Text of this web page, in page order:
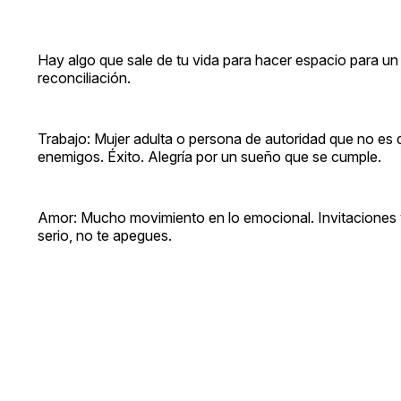
Hay algo que sale de tu vida para hacer espacio para
reconciliación.
Trabajo: Mujer adulta o persona de autoridad que no
enemigos. Éxito. Alegría por un sueño que se cumple.
Amor: Mucho movimiento en lo emocional.
serio, no te apegues.